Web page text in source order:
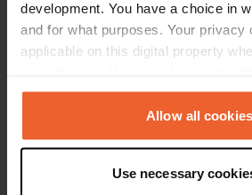
development. You have a choice in
and for what purposes. Your privacy
applicable on this digital property
any time from the Cookie
the Privacy trigger icon.
Collect information about your
Allow all cookies
Use necessary
J'ai évalué un lieu—il y a
Traduit par Google Afficher
J'ai évalué un lieu—
Sitecode:46811